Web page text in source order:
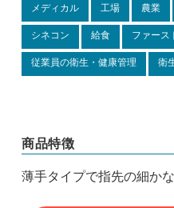
メディカル 工場 農業
シネコン 給食 ファース
従業員の衛生・健康管理 衛
商品特徴
薄手タイプで指先の細か